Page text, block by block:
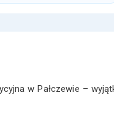
w Pałczewie –